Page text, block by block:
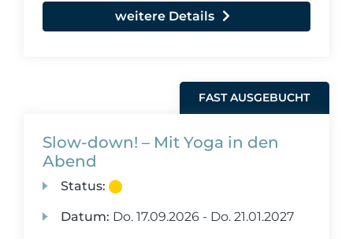
weitere Details
FAST AUSGEBUCHT
Slow-down! – Mit Yoga in den
Abend
Status:
Datum: Do. 17.09.2026 - Do. 21.01.2027